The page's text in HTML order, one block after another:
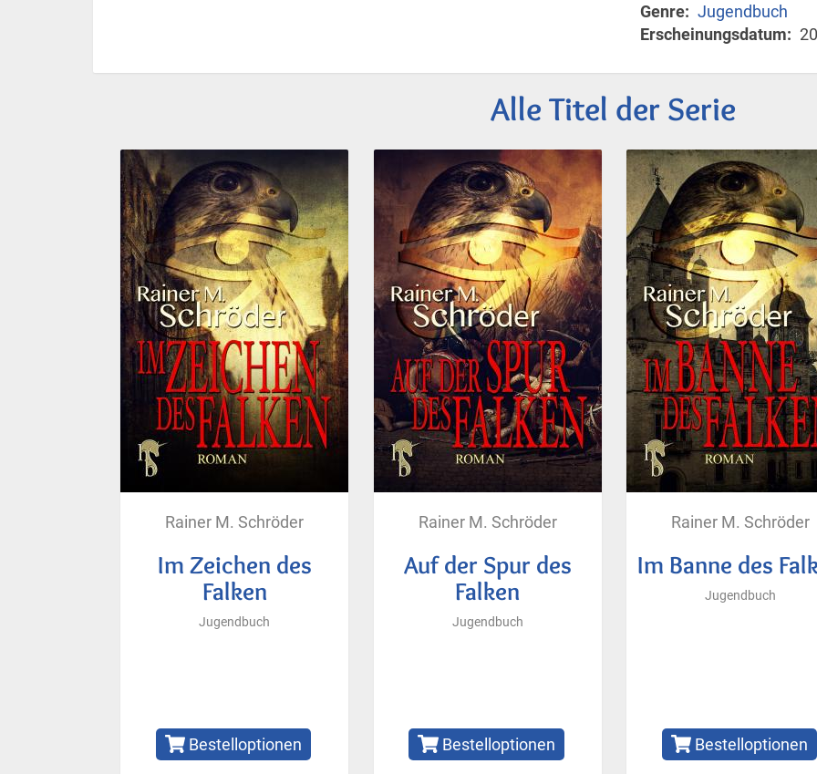
Genre
Jugendbuch
Erscheinungsdatum
Alle Titel der Serie
Rainer M. Schröder
Im Zeichen des
Falken
Jugendbuch
Bestelloptionen
Rainer M. Schröder
Auf der Spur des
Falken
Jugendbuch
Bestelloptionen
Rainer M. Schröder
Im Banne des
Jugendbuch
Bestelloptionen